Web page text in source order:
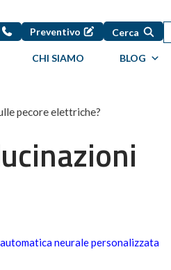
Preventivo Cerca
CHI SIAMO BLOG
pecore elettriche?
neurale personalizzata